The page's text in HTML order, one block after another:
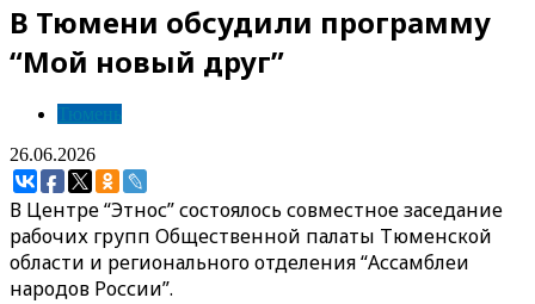
В Тюмени обсудили программу
“Мой новый друг”
Тюмень
26.06.2026
В Центре “Этнос” состоялось совместное заседание
рабочих групп Общественной палаты Тюменской
области и регионального отделения “Ассамблеи
народов России”.